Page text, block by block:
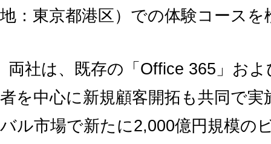
地：東京都港区）での体験コース
両社は、既存の「Office 365」お
者を中心に新規顧客開拓も共同で
バル市場で新たに2,000億円規模の